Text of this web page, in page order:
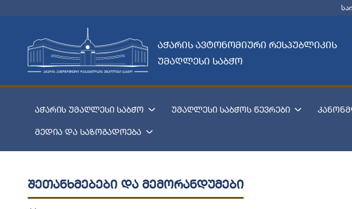
აჭარის ავტონომიური რესპუბლიკის
უმაღლესი საბჭო
აჭარის უმაღლესი საბჭო უმაღლესი საბჭოს წევრები
მედია და საზოგადოება
შეთანხმებები და მემორანდუმები